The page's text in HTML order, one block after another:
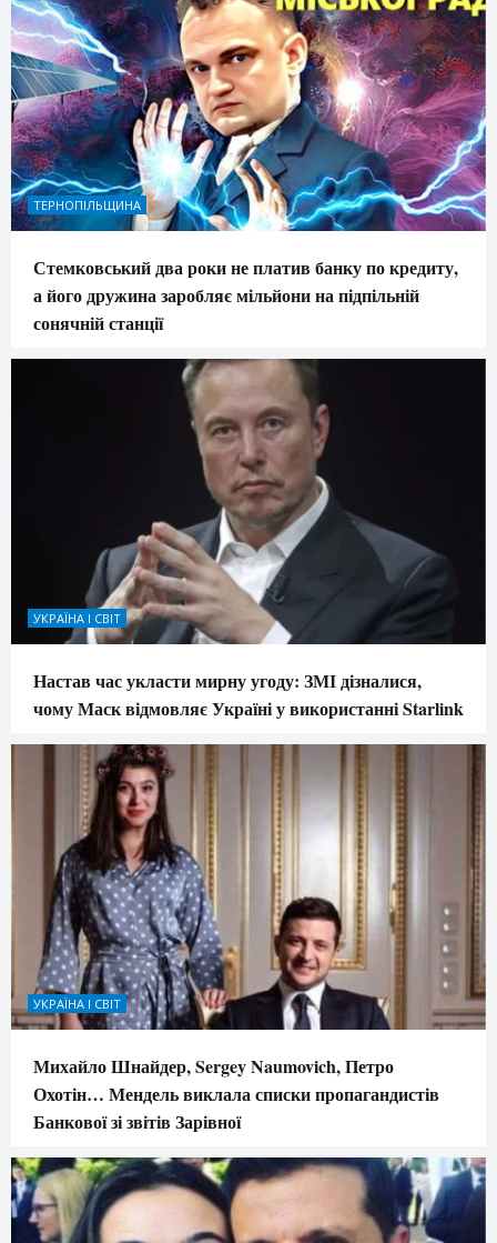
ТЕРНОПІЛЬЩИНА
Стемковський два роки не платив банку по кредиту,
а його дружина заробляє мільйони на підпільній
сонячній станції
УКРАЇНА І СВІТ
Настав час укласти мирну угоду: ЗМІ дізналися,
чому Маск відмовляє Україні у використанні Starlink
УКРАЇНА І СВІТ
Михайло Шнайдер, Sergey Naumovich, Петро
Охотін… Мендель виклала списки пропагандистів
Банкової зі звітів Зарівної